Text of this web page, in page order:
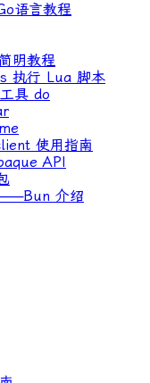
语言教程
明教程
执行 Lua 脚本
具 do
使用指南
API
介绍